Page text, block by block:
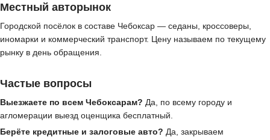
Местный авторынок
Городской посёлок в составе Чебоксар — седаны, кроссоверы,
иномарки и коммерческий транспорт. Цену называем по текущему
рынку в день обращения.
Частые вопросы
Выезжаете по всем Чебоксарам? Да, по всему городу и
агломерации выезд оценщика бесплатный.
Берёте кредитные и залоговые авто? Да, закрываем